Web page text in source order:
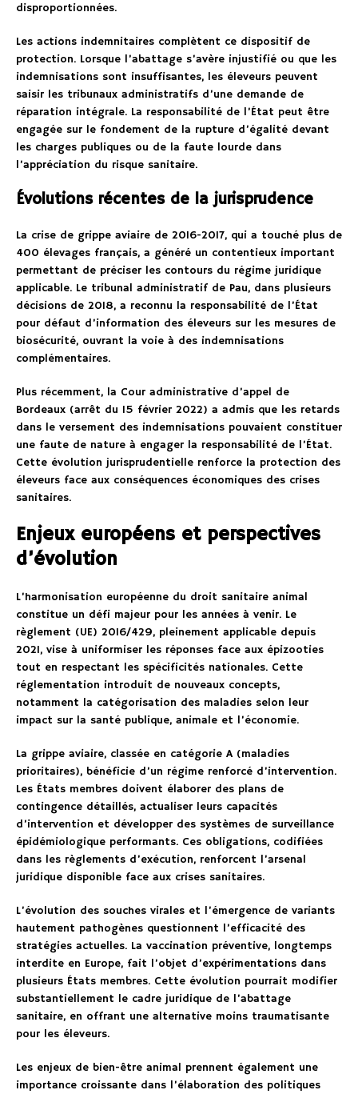
disproportionnées.
Les actions indemnitaires complètent ce dispositif de
protection. Lorsque l’abattage s’avère injustifié ou que les
indemnisations sont insuffisantes, les éleveurs peuvent
saisir les tribunaux administratifs d’une demande de
réparation intégrale. La responsabilité de l’État peut être
engagée sur le fondement de la rupture d’égalité devant
les charges publiques ou de la faute lourde dans
l’appréciation du risque sanitaire.
Évolutions récentes de la jurisprudence
La crise de grippe aviaire de 2016-2017, qui a touché plus de
400 élevages français, a généré un contentieux important
permettant de préciser les contours du régime juridique
applicable. Le tribunal administratif de Pau, dans plusieurs
décisions de 2018, a reconnu la responsabilité de l’État
pour défaut d’information des éleveurs sur les mesures de
biosécurité, ouvrant la voie à des indemnisations
complémentaires.
Plus récemment, la Cour administrative d’appel de
Bordeaux (arrêt du 15 février 2022) a admis que les retards
dans le versement des indemnisations pouvaient constituer
une faute de nature à engager la responsabilité de l’État.
Cette évolution jurisprudentielle renforce la protection des
éleveurs face aux conséquences économiques des crises
sanitaires.
Enjeux européens et perspectives
d’évolution
L’harmonisation européenne du droit sanitaire animal
constitue un défi majeur pour les années à venir. Le
règlement (UE) 2016/429, pleinement applicable depuis
2021, vise à uniformiser les réponses face aux épizooties
tout en respectant les spécificités nationales. Cette
réglementation introduit de nouveaux concepts,
notamment la catégorisation des maladies selon leur
impact sur la santé publique, animale et l’économie.
La grippe aviaire, classée en catégorie A (maladies
prioritaires), bénéficie d’un régime renforcé d’intervention.
Les États membres doivent élaborer des plans de
contingence détaillés, actualiser leurs capacités
d’intervention et développer des systèmes de surveillance
épidémiologique performants. Ces obligations, codifiées
dans les règlements d’exécution, renforcent l’arsenal
juridique disponible face aux crises sanitaires.
L’évolution des souches virales et l’émergence de variants
hautement pathogènes questionnent l’efficacité des
stratégies actuelles. La vaccination préventive, longtemps
interdite en Europe, fait l’objet d’expérimentations dans
plusieurs États membres. Cette évolution pourrait modifier
substantiellement le cadre juridique de l’abattage
sanitaire, en offrant une alternative moins traumatisante
pour les éleveurs.
Les enjeux de bien-être animal prennent également une
importance croissante dans l’élaboration des politiques